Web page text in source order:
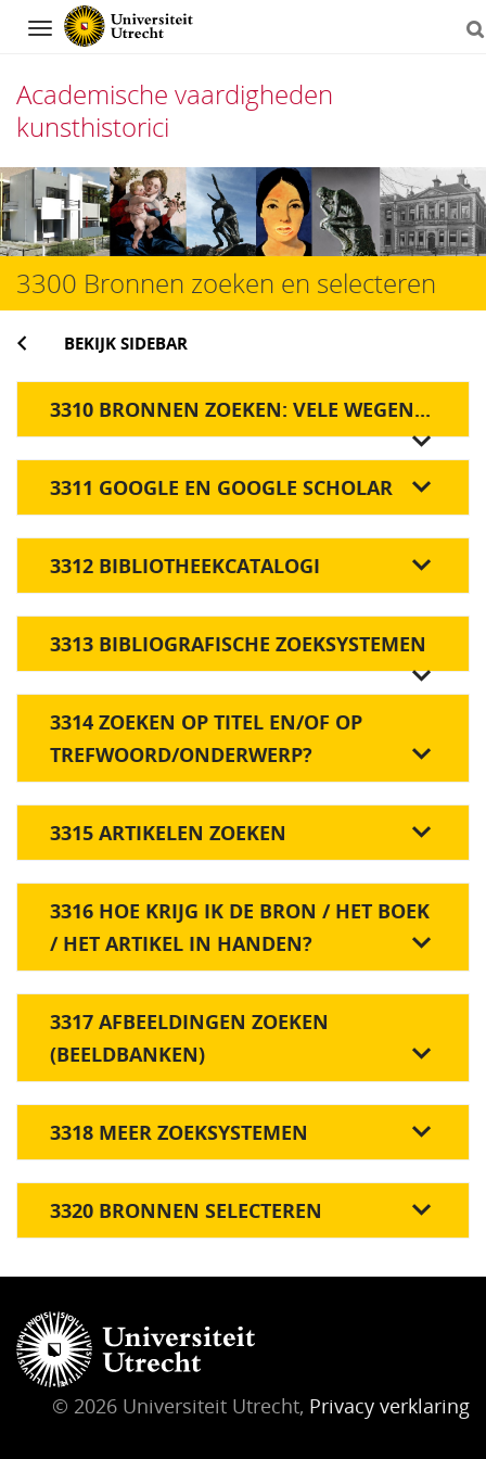
Navigation
Academische vaardigheden
kunsthistorici
Direct
naar
het
inhoud
3300 Bronnen zoeken en selecteren
BEKIJK SIDEBAR
3310 BRONNEN ZOEKEN: VELE WEGEN...
3311 GOOGLE EN GOOGLE SCHOLAR
3312 BIBLIOTHEEKCATALOGI
3313 BIBLIOGRAFISCHE ZOEKSYSTEMEN
3314 ZOEKEN OP TITEL EN/OF OP
TREFWOORD/ONDERWERP?
3315 ARTIKELEN ZOEKEN
3316 HOE KRIJG IK DE BRON / HET BOEK
/ HET ARTIKEL IN HANDEN?
3317 AFBEELDINGEN ZOEKEN
(BEELDBANKEN)
3318 MEER ZOEKSYSTEMEN
3320 BRONNEN SELECTEREN
© 2026 Universiteit Utrecht, Privacy verklaring